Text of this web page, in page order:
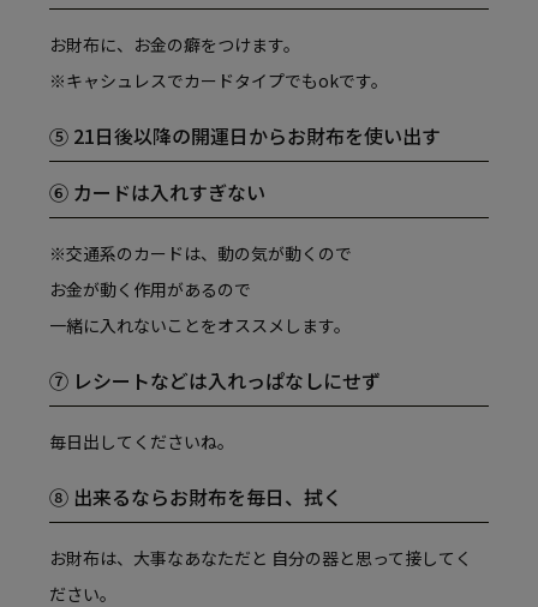
お財布に、お金の癖をつけます。
※キャシュレスでカードタイプでもokです。
⑤ 21日後以降の開運日からお財布を使い出す
⑥ カードは入れすぎない
※交通系のカードは、動の気が動くので
お金が動く作用があるので
一緒に入れないことをオススメします。
⑦ レシートなどは入れっぱなしにせず
毎日出してくださいね。
⑧ 出来るならお財布を毎日、拭く
お財布は、大事なあなただと 自分の器と思って接してく
ださい。